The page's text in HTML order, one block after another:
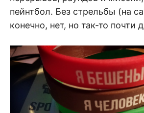
пейнтбол. Без стрельбы (на
конечно, нет, но так-то почти